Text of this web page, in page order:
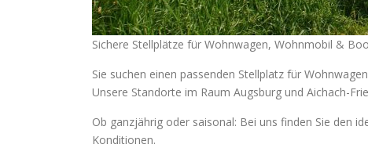
Sichere Stellplätze für Wohnwagen, Wohnmobil &
Sie suchen einen passenden Stellplatz für
Unsere Standorte im Raum Augsburg und Aichach-
Ob ganzjährig oder saisonal: Bei uns finden Sie den
Konditionen.